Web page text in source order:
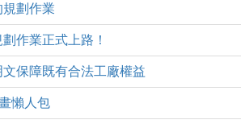
劃作業
作業正式上路！
保障既有合法工廠權益
懶人包